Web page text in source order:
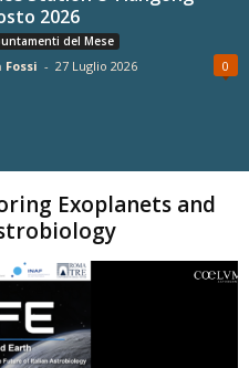
2026
del Mese
Fossi - 27 Luglio 2026 0
Exoplanets and